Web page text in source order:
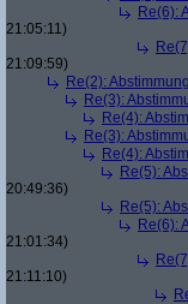
Re(6):
21:05:11)
21:09:59)
Re(2):
Re(3):
Re(4):
Re(3):
Re(4):
Re(5):
20:49:36)
Re(5):
Re(6):
21:01:34)
21:11:10)